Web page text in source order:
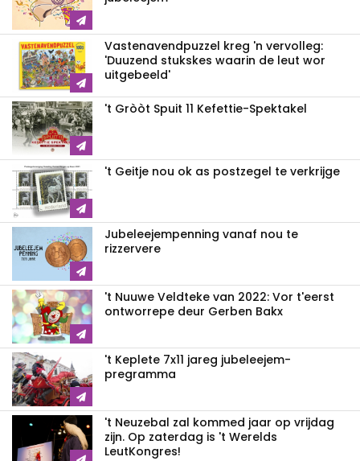
Vastenavendpuzzel kreg 'n vervolleg:
'Duuzend stukskes waarin de leut wor
uitgebeeld'
't Gròòt Spuit 11 Kefettie-Spektakel
't Geitje nou ok as postzegel te verkrijge
Jubeleejempenning vanaf nou te
rizzervere
't Nuuwe Veldteke van 2022: Vor t'eerst
ontworrepe deur Gerben Bakx
't Keplete 7x11 jareg jubeleejem-
pregramma
't Neuzebal zal kommed jaar op vrijdag
zijn. Op zaterdag is 't Werelds
LeutKongres!